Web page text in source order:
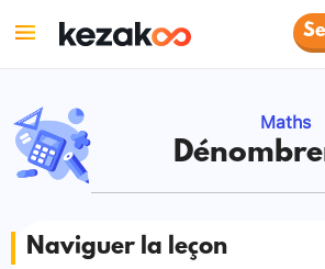
Maths
Naviguer la leçon